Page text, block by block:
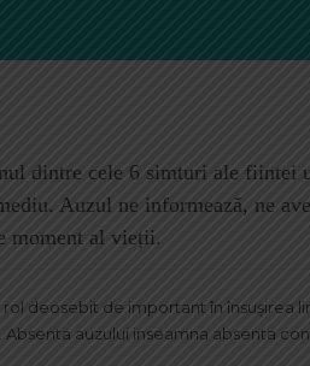
dintre cele 6 simturi ale fiintei
Auzul ne informează, ne
moment al vieții.
rol deosebit de important în
auzului inseamna absenta